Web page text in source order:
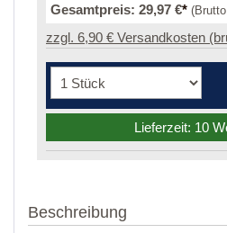
Gesamtpreis: 29,97 €*
zzgl. 6,90 € Versandkosten
Lieferzeit: 10
Beschreibung